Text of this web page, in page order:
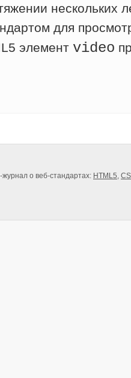
нескольких
для
элемент video
журнал о веб-стандартах: HTML5